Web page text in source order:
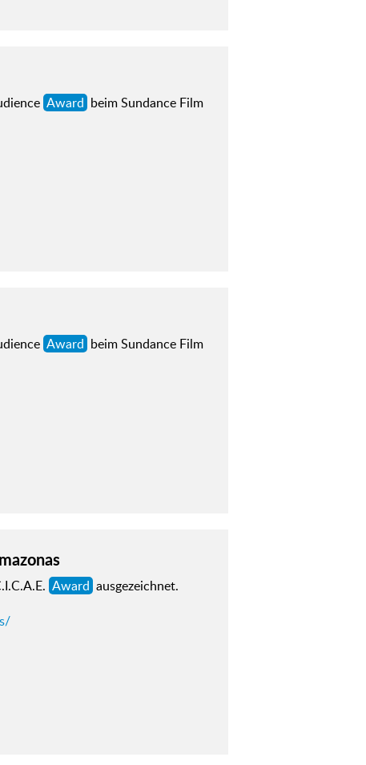
Award beim Sundance Film
Award beim Sundance Film
Award ausgezeichnet.